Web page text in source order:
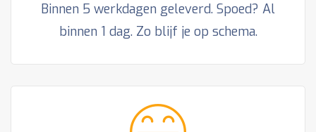
Binnen 5 werkdagen geleverd. Spoed? Al
binnen 1 dag. Zo blijf je op schema.